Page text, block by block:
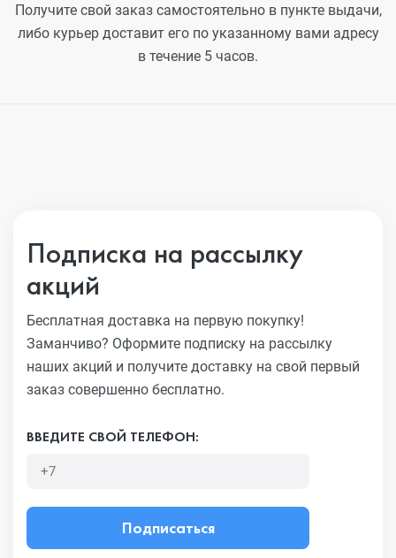
Получите свой заказ самостоятельно в пункте выдачи,
либо курьер доставит его по указанному вами адресу
в течение 5 часов.
Подписка на рассылку
акций
Бесплатная доставка на первую покупку!
Заманчиво? Оформите подписку на рассылку
наших акций и получите доставку на свой первый
заказ совершенно бесплатно.
ВВЕДИТЕ СВОЙ ТЕЛЕФОН:
Подписаться